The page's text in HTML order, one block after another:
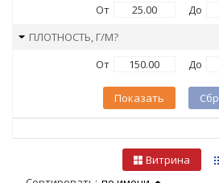
От
До
ПЛОТНОСТЬ, Г/М?
От
До
Показать
Витрина